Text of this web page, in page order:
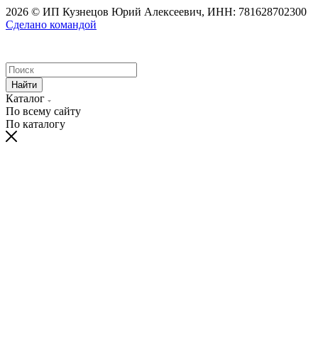
2026 © ИП Кузнецов Юрий Алексеевич, ИНН: 781628702300
Сделано командой
Найти
Каталог
По всему сайту
По каталогу